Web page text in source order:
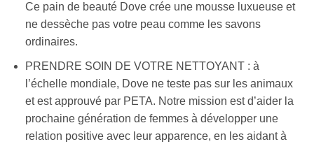
Ce pain de beauté Dove crée une mousse luxueuse et
ne dessèche pas votre peau comme les savons
ordinaires.
PRENDRE SOIN DE VOTRE NETTOYANT : à
l’échelle mondiale, Dove ne teste pas sur les animaux
et est approuvé par PETA. Notre mission est d’aider la
prochaine génération de femmes à développer une
relation positive avec leur apparence, en les aidant à